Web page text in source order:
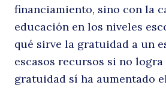
financiamiento, sino con la
educación en los niveles
qué sirve la gratuidad a un
escasos recursos si no
gratuidad sí ha aumentado